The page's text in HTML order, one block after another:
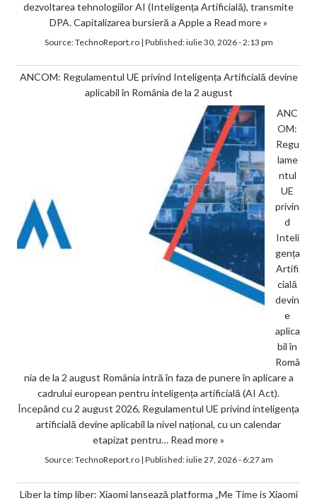
dezvoltarea tehnologiilor AI (Inteligența Artificială), transmite
DPA. Capitalizarea bursieră a Apple a Read more »
Source:TechnoReport.ro| Published:iulie 30, 2026 - 2:13 pm
ANCOM: Regulamentul UE privind Inteligența Artificială devine
aplicabil în România de la 2 august
ANC
OM:
Regu
lame
ntul
UE
privin
d
Inteli
gența
Artifi
cială
devin
e
aplica
bil în
Româ
nia de la 2 august România intră în faza de punere în aplicare a
cadrului european pentru inteligența artificială (AI Act).
Începând cu 2 august 2026, Regulamentul UE privind inteligența
artificială devine aplicabil la nivel național, cu un calendar
etapizat pentru… Read more »
Source:TechnoReport.ro| Published:iulie 27, 2026 - 6:27 am
Liber la timp liber: Xiaomi lansează platforma „Me Time is Xiaomi